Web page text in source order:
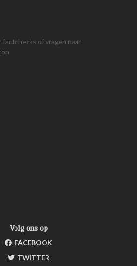
of vragen naar
Volg ons op
FACEBOOK
TWITTER